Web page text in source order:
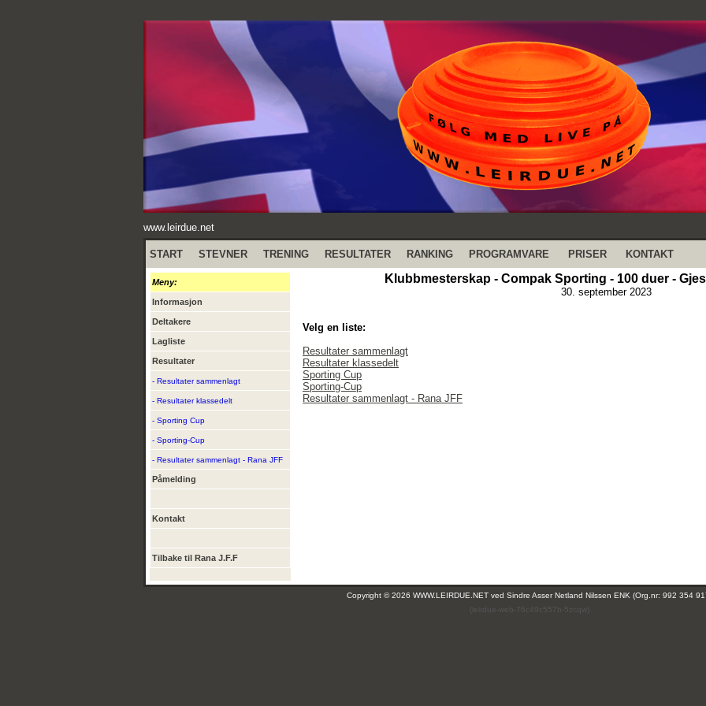
www.leirdue.net
START STEVNER TRENING RESULTATER RANKING PROGRAMVARE PRISER KONTAKT
Meny:
Informasjon
Deltakere
Lagliste
Resultater
- Resultater sammenlagt
- Resultater klassedelt
- Sporting Cup
- Sporting-Cup
- Resultater sammenlagt - Rana JFF
Påmelding
Kontakt
Tilbake til Rana J.F.F
Klubbmesterskap - Compak Sporting - 100 duer -
30. september 2023
Velg en liste:
Resultater sammenlagt
Resultater klassedelt
Sporting Cup
Sporting-Cup
Resultater sammenlagt - Rana JFF
Copyright © 2026 WWW.LEIRDUE.NET ved Sindre Asser Netland Nilssen ENK (Org.nr: 992 354
(leirdue-web-76c49c557b-5zcqw)